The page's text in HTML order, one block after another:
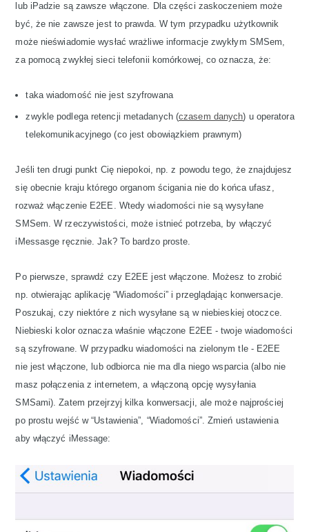
lub iPadzie są zawsze włączone. Dla części zaskoczeniem może
być, że nie zawsze jest to prawda. W tym przypadku użytkownik
może nieświadomie wysłać wrażliwe informacje zwykłym SMSem,
za pomocą zwykłej sieci telefonii komórkowej, co oznacza, że:
taka wiadomość nie jest szyfrowana
zwykle podlega retencji metadanych (czasem danych) u operatora
telekomunikacyjnego (co jest obowiązkiem prawnym)
Jeśli ten drugi punkt Cię niepokoi, np. z powodu tego, że znajdujesz
się obecnie kraju którego organom ścigania nie do końca ufasz,
rozważ włączenie E2EE. Wtedy wiadomości nie są wysyłane
SMSem. W rzeczywistości, może istnieć potrzeba, by włączyć
iMessasge ręcznie. Jak? To bardzo proste.
Po pierwsze, sprawdź czy E2EE jest włączone. Możesz to zrobić
np. otwierając aplikację “Wiadomości” i przeglądając konwersacje.
Poszukaj, czy niektóre z nich wysyłane są w niebieskiej otoczce.
Niebieski kolor oznacza właśnie włączone E2EE - twoje wiadomości
są szyfrowane. W przypadku wiadomości na zielonym tle - E2EE
nie jest włączone, lub odbiorca nie ma dla niego wsparcia (albo nie
masz połączenia z internetem, a włączoną opcję wysyłania
SMSami). Zatem przejrzyj kilka konwersacji, ale może najprościej
po prostu wejść w “Ustawienia”, “Wiadomości”. Zmień ustawienia
aby włączyć iMessage: